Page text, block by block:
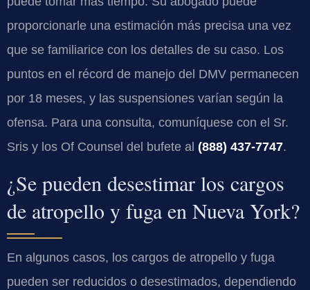
proporcionarle una estimación más precisa una vez
que se familiarice con los detalles de su caso. Los
puntos en el récord de manejo del DMV permanecen
por 18 meses, y las suspensiones varían según la
ofensa. Para una consulta, comuníquese con el Sr.
Sris y los Of Counsel del bufete al (888) 437-7747.
¿Se pueden desestimar los cargos
de atropello y fuga en Nueva York?
En algunos casos, los cargos de atropello y fuga
pueden ser reducidos o desestimados, dependiendo